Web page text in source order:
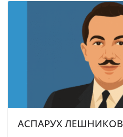
АСПАРУХ ЛЕШНИКОВ